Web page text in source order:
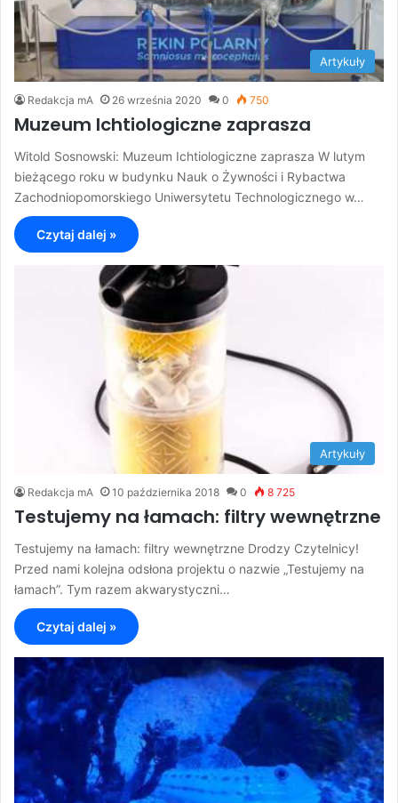
Artykuły
Redakcja mA 26 września 2020 0 750
Muzeum Ichtiologiczne zaprasza
Witold Sosnowski: Muzeum Ichtiologiczne zaprasza W lutym
bieżącego roku w budynku Nauk o Żywności i Rybactwa
Zachodniopomorskiego Uniwersytetu Technologicznego w…
Czytaj dalej »
Artykuły
Redakcja mA 10 października 2018 0 8 725
Testujemy na łamach: filtry wewnętrzne
Testujemy na łamach: filtry wewnętrzne Drodzy Czytelnicy!
Przed nami kolejna odsłona projektu o nazwie „Testujemy na
łamach”. Tym razem akwarystyczni…
Czytaj dalej »